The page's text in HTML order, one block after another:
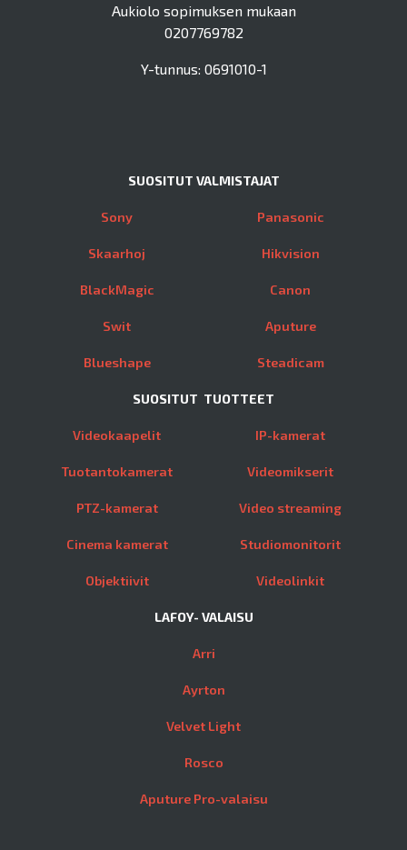
Aukiolo sopimuksen mukaan
0207769782
Y-tunnus: 0691010-1
SUOSITUT VALMISTAJAT
Sony
Skaarhoj
BlackMagic
Swit
Blueshape
Panasonic
Hikvision
Canon
Aputure
Steadicam
SUOSITUT TUOTTEET
Videokaapelit
Tuotantokamerat
PTZ-kamerat
Cinema kamerat
Objektiivit
IP-kamerat
Videomikserit
Video streaming
Studiomonitorit
Videolinkit
LAFOY- VALAISU
Arri
Ayrton
Velvet Light
Rosco
Aputure Pro-valaisu